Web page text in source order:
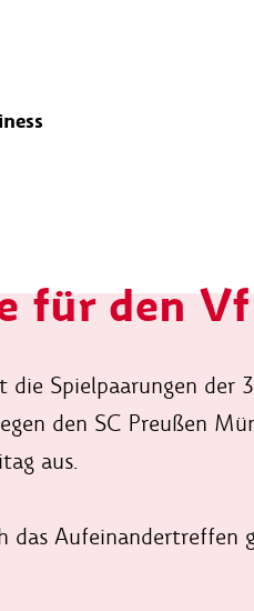
für den
die Spielpaarungen
den SC Preußen
aus.
Aufeinandertreffen